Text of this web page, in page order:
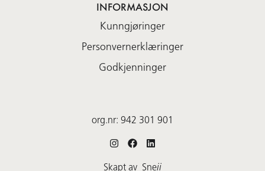
INFORMASJON
Kunngjøringer
Personvernerklæringer
Godkjenninger
org.nr: 942 301 901
InstagramFacebook
Skapt av Sneii